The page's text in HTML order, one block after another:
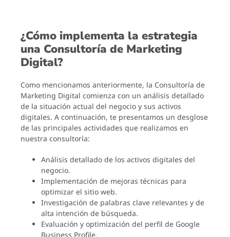
¿Cómo implementa la estrategia
una Consultoría de Marketing
Digital?
Como mencionamos anteriormente, la Consultoría de
Marketing Digital comienza con un análisis detallado
de la situación actual del negocio y sus activos
digitales. A continuación, te presentamos un desglose
de las principales actividades que realizamos en
nuestra consultoría:
Análisis detallado de los activos digitales del
negocio.
Implementación de mejoras técnicas para
optimizar el sitio web.
Investigación de palabras clave relevantes y de
alta intención de búsqueda.
Evaluación y optimización del perfil de Google
Business Profile.